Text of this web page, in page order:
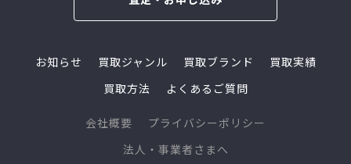
お知らせ 買取ジャンル 買取ブランド
買取実績
買取方法
よくあるご質問
会社概要
プライバシーポリシー
法人・事業者さまへ